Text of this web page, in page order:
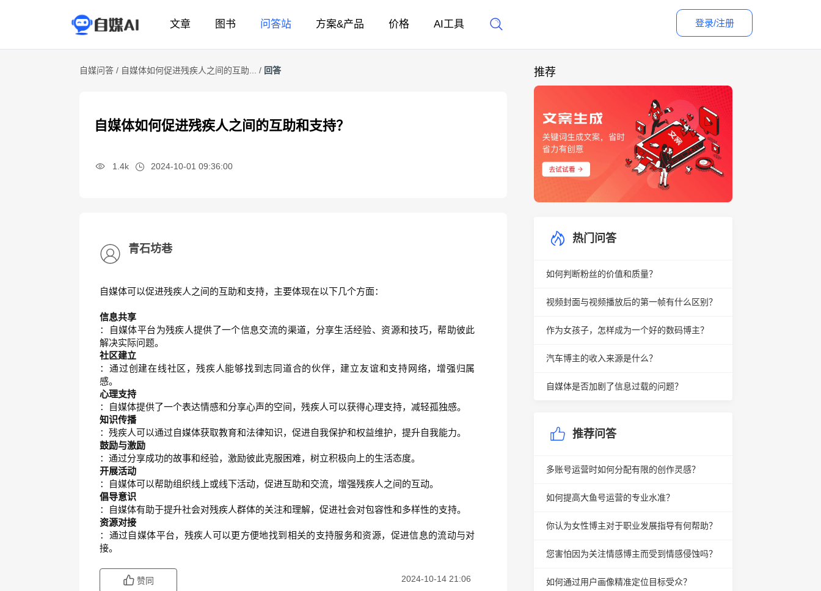
文章 图书 问答站 方案&产品 价格 AI工具 登录/注册
自媒问答 / 自媒体如何促进残疾人之间的互助... / 回答
自媒体如何促进残疾人之间的互助和支持？
1.4k 2024-10-01 09:36:00
青石坊巷
自媒体可以促进残疾人之间的互助和支持，主要体现在以下几个方面：
信息共享
：自媒体平台为残疾人提供了一个信息交流的渠道，分享生活经验、资源和技巧，帮助彼此
解决实际问题。
社区建立
：通过创建在线社区，残疾人能够找到志同道合的伙伴，建立友谊和支持网络，增强归属
感。
心理支持
：自媒体提供了一个表达情感和分享心声的空间，残疾人可以获得心理支持，减轻孤独感。
知识传播
：残疾人可以通过自媒体获取教育和法律知识，促进自我保护和权益维护，提升自我能力。
鼓励与激励
：通过分享成功的故事和经验，激励彼此克服困难，树立积极向上的生活态度。
开展活动
：自媒体可以帮助组织线上或线下活动，促进互助和交流，增强残疾人之间的互动。
倡导意识
：自媒体有助于提升社会对残疾人群体的关注和理解，促进社会对包容性和多样性的支持。
资源对接
：通过自媒体平台，残疾人可以更方便地找到相关的支持服务和资源，促进信息的流动与对
接。
赞同 2024-10-14 21:06
推荐
热门问答
如何判断粉丝的价值和质量？
视频封面与视频播放后的第一帧有什么区别？
作为女孩子，怎样成为一个好的数码博主？
汽车博主的收入来源是什么？
自媒体是否加剧了信息过载的问题？
推荐问答
多账号运营时如何分配有限的创作灵感？
如何提高大鱼号运营的专业水准？
你认为女性博主对于职业发展指导有何帮助？
您害怕因为关注情感博主而受到情感侵蚀吗？
如何通过用户画像精准定位目标受众？